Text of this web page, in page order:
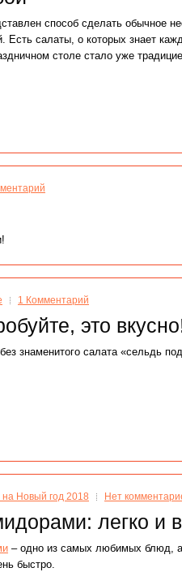
способ сделать обычное
Есть салаты, о которых знает
столе стало уже
1 Комментарий
это
знаменитого салата «сельдь
Новый год 2018 Нет
легко и
– одно из самых любимых блюд, а
быстро.